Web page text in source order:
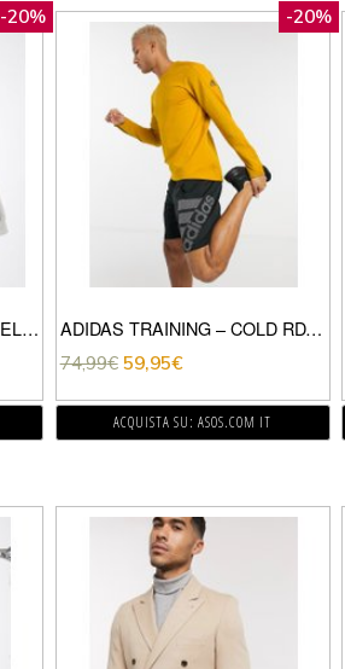
-20%
JACK AND JONES PLUS – FELPA GRIGIA CON CAPPUCCIO-GRIGIO
-20%
ADIDAS TRAINING – COLD RDY – FELPA GIALLA-GIALLO
74,99€ 59,95€
ACQUISTA SU: ASOS.COM IT